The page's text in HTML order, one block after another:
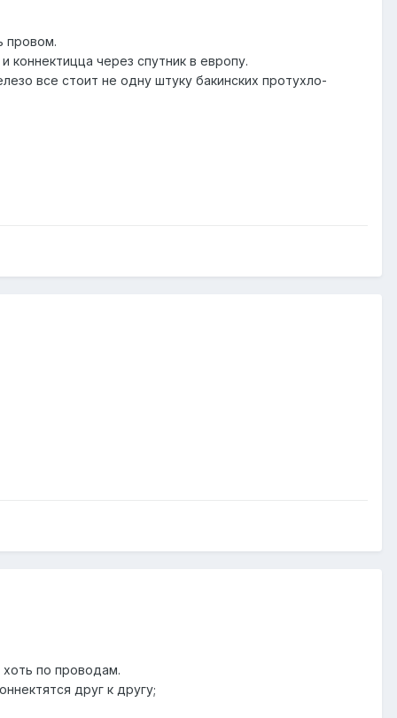
провом.
коннектицца через спутник в европу.
все стоит не одну штуку бакинских протухло-
хоть по проводам.
друг к другу;